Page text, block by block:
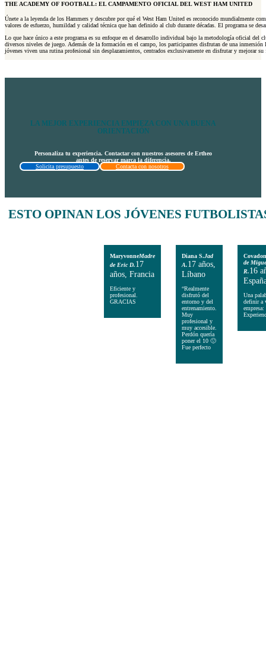
THE ACADEMY OF FOOTBALL: EL CAMPAMENTO OFICIAL DEL WEST HAM UNITED
Únete a la leyenda de los Hammers y descubre por qué el West Ham United es reconocido mundialmente
valores de esfuerzo, humildad y calidad técnica que han definido al club durante décadas. El programa se
Lo que hace único a este programa es su enfoque en el desarrollo individual bajo la metodología oficial del
diversos niveles de juego. Además de la formación en el campo, los participantes disfrutan de una
jóvenes viven una rutina profesional sin desplazamientos, centrados exclusivamente en disfrutar y mejorar
LA MEJOR EXPERIENCIA EMPIEZA CON UNA BUENA
ORIENTACIÓN
Personaliza tu experiencia. Contactar con nuestros asesores de Ertheo
antes de reservar marca la diferencia.
Solicita presupuesto
Contacta con nosotros
ESTO OPINAN LOS JÓVENES
MaryvonneMadre
de Eric D.17
años, Francia
Eficiente y
profesional.
GRACIAS
Diana S.Jad
A.17 años,
Líbano
“Realmente
disfrutó del
entorno y del
entrenamiento.
Muy
profesional y
muy accesible.
Perdón quería
poner el 10 🙂
Fue perfecto
de
R.16
Una
definir a
empresa: